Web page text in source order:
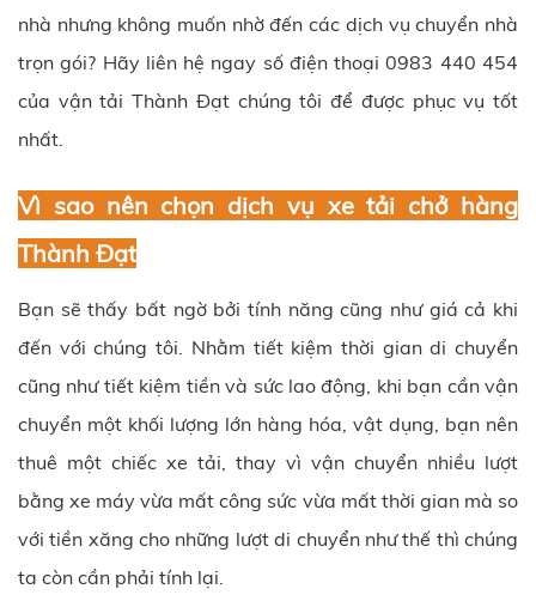
nhà nhưng không muốn nhờ đến các dịch vụ chuyển nhà
trọn gói? Hãy liên hệ ngay số điện thoại 0983 440 454
của vận tải Thành Đạt chúng tôi để được phục vụ tốt
nhất.
Vì sao nên chọn dịch vụ xe tải chở hàng
Thành Đạt
Bạn sẽ thấy bất ngờ bởi tính năng cũng như giá cả khi
đến với chúng tôi. Nhằm tiết kiệm thời gian di chuyển
cũng như tiết kiệm tiền và sức lao động, khi bạn cần vận
chuyển một khối lượng lớn hàng hóa, vật dụng, bạn nên
thuê một chiếc xe tải, thay vì vận chuyển nhiều lượt
bằng xe máy vừa mất công sức vừa mất thời gian mà so
với tiền xăng cho những lượt di chuyển như thế thì chúng
ta còn cần phải tính lại.